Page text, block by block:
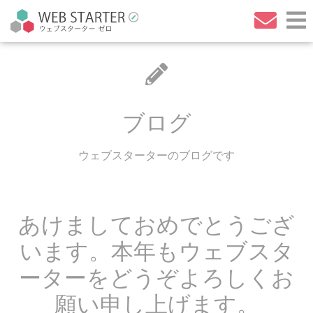
ブログ
ウェブスターターのブログです
あけましておめでとうござ
います。本年もウェブスタ
ーターをどうぞよろしくお
願い申し上げます。